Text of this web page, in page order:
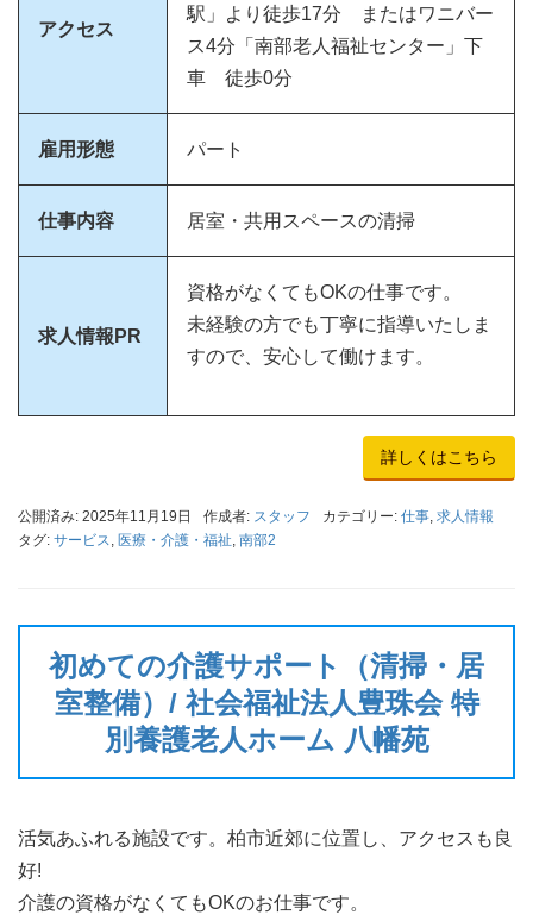
アクセス
駅」より徒歩17分 またはワニバー
ス4分「南部老人福祉センター」下
車 徒歩0分
雇用形態 パート
仕事内容 居室・共用スペースの清掃
求人情報PR
資格がなくてもOKの仕事です。
未経験の方でも丁寧に指導いたしま
すので、安心して働けます。
詳しくはこちら
公開済み: 2025年11月19日 作成者: スタッフ カテゴリー: 仕事 求人情報
タグ: サービス 医療・介護・福祉 南部2
初めての介護サポート（清掃・居
室整備）/ 社会福祉法人豊珠会 特
別養護老人ホーム 八幡苑
活気あふれる施設です。柏市近郊に位置し、アクセスも良
好!
介護の資格がなくてもOKのお仕事です。